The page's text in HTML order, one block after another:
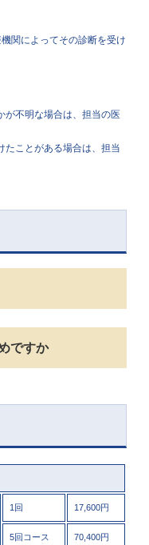
関によってその診断を受け
が不明な場合は、担当の医
たことがある場合は、担当
ですか
1回 17,600円
5回コース 70,400円